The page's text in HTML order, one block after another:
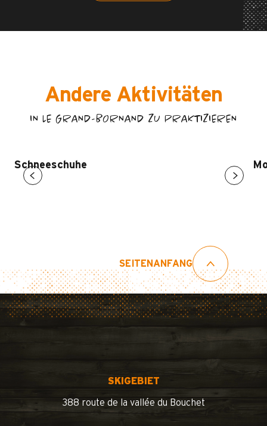
Andere Aktivitäten
IN LE GRAND-BORNAND ZU PRAKTIZIEREN
Schneeschuhe
SEITENANFANG
SKIGEBIET
388 route de la vallée du Bouchet